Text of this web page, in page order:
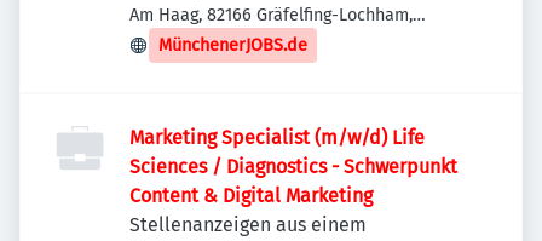
Am Haag, 82166 Gräfelfing-Lochham,
Deutschland
MünchenerJOBS.de
Marketing Specialist (m/w/d) Life
Sciences / Diagnostics - Schwerpunkt
Content & Digital Marketing
Stellenanzeigen aus einem